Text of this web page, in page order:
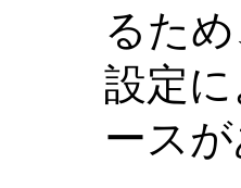
るた
設定
ース